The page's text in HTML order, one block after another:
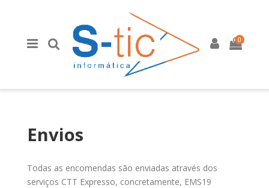
0
Envios
Todas as encomendas são enviadas através dos
serviços CTT Expresso, concretamente, EMS19